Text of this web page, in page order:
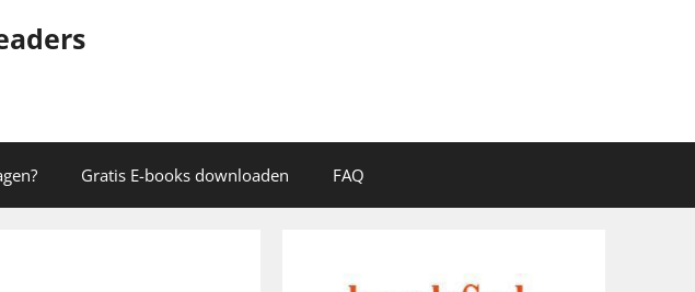
Gratis E-books downloaden FAQ